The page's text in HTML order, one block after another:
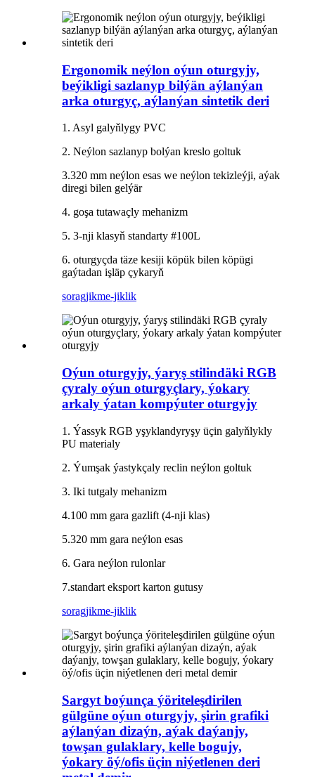
Ergonomik neýlon oýun oturgyjy,
beýikligi sazlanyp bilýän aýlanýan
arka oturgyç, aýlanýan sintetik deri
1. Asyl galyňlygy PVC
2. Neýlon sazlanyp bolýan kreslo goltuk
3.320 mm neýlon esas we neýlon tekizleýji, aýak
diregi bilen gelýär
4. goşa tutawaçly mehanizm
5. 3-nji klasyň standarty #100L
6. oturgyçda täze kesiji köpük bilen köpügi
gaýtadan işläp çykaryň
soragjikme-jiklik
Oýun oturgyjy, ýaryş stilindäki RGB
çyraly oýun oturgyçlary, ýokary
arkaly ýatan kompýuter oturgyjy
1. Ýassyk RGB yşyklandyryşy üçin galyňlykly
PU materialy
2. Ýumşak ýastykçaly reclin neýlon goltuk
3. Iki tutgaly mehanizm
4.100 mm gara gazlift (4-nji klas)
5.320 mm gara neýlon esas
6. Gara neýlon rulonlar
7.standart eksport karton gutusy
soragjikme-jiklik
Sargyt boýunça ýöriteleşdirilen
gülgüne oýun oturgyjy, şirin grafiki
aýlanýan dizaýn, aýak daýanjy,
towşan gulaklary, kelle bogujy,
ýokary öý/ofis üçin niýetlenen deri